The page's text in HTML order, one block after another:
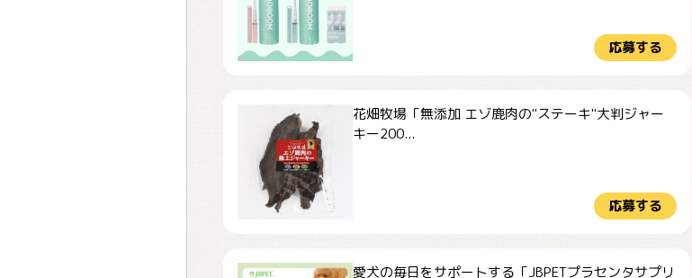
応募する
花畑牧場「無添加 エゾ鹿肉の"ステーキ"大判ジャー
キー200...
応募する
愛犬の毎日をサポートする「JBPETプラセンタサプリ